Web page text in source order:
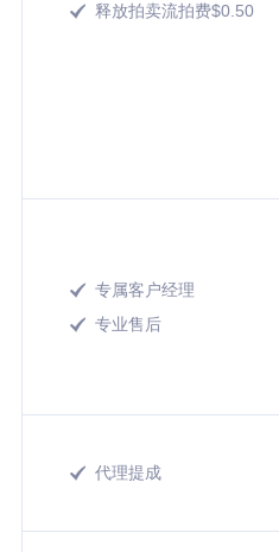
 释放拍卖流拍费$0.50
 专属客户经理
 专业售后
 代理提成